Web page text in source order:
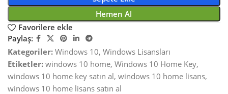
Hemen Al
Favorilere ekle
Paylaş:
Kategoriler: Windows 10, Windows Lisansları
Etiketler: windows 10 home, Windows 10 Home Key,
windows 10 home key satın al, windows 10 home lisans,
windows 10 home lisans satın al